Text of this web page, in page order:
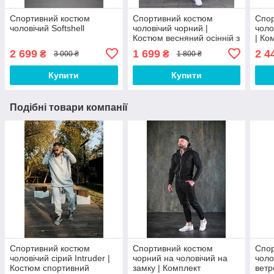
Спортивний костюм
чоловічий Softshell
2 699 ₴ 3 000 ₴
Купити
Спортивний костюм
чоловічий чорний |
Костюм весняний осінній з
1 699₴ 1 800 ₴
Купити
|
2
Подібні товари компанії
Спортивний костюм
чоловічий сірий Intruder |
Костюм спортивний
Спортивний костюм
чорний на чоловічий на
замку | Комплект